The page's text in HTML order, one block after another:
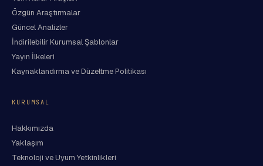
Özgün Araştırmalar
Güncel Analizler
İndirilebilir Kurumsal Şablonlar
Yayın İlkeleri
Kaynaklandırma ve Düzeltme Politikası
KURUMSAL
Hakkımızda
Yaklaşım
Teknoloji ve Uyum Yetkinlikleri